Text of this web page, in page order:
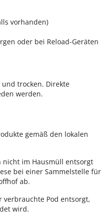
vorhanden)
oder bei Reload-Geräten
und trocken. Direkte
werden.
gemäß den lokalen
nicht im Hausmüll entsorgt
bei einer Sammelstelle für
ab.
Pod entsorgt,
wird.